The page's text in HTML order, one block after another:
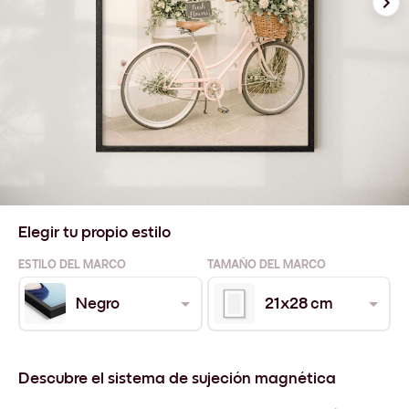
Elegir tu propio estilo
ESTILO DEL MARCO TAMAÑO DEL MARCO
Negro 21x28 cm
Descubre el sistema de sujeción magnética